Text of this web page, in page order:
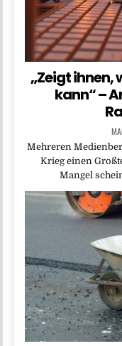
„Zeigt ihnen,
kann“ –
Mehreren
Krieg einen
Mangel